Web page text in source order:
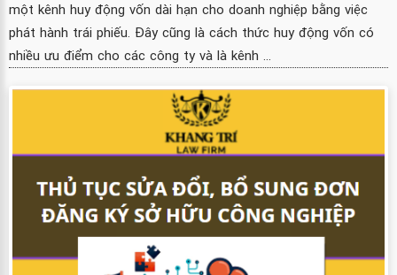
một kênh huy động vốn dài hạn cho doanh nghiệp bằng việc
phát hành trái phiếu. Đây cũng là cách thức huy động vốn có
nhiều ưu điểm cho các công ty và là kênh ...